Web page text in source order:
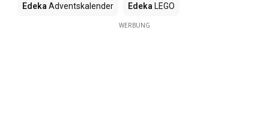
Edeka Adventskalender Edeka LEGO
WERBUNG